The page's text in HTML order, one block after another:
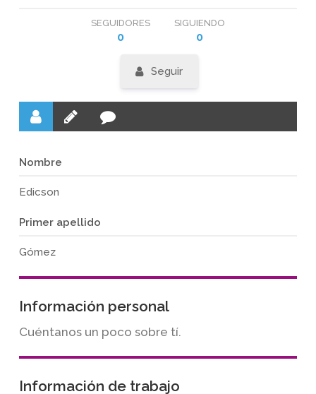
SEGUIDORES
0
SIGUIENDO
0
Seguir
Nombre
Edicson
Primer apellido
Gómez
Información personal
Cuéntanos un poco sobre tí.
Información de trabajo